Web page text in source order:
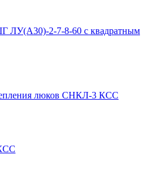
2-7-8-60 с квадратным
люков СНКЛ-3 КСС